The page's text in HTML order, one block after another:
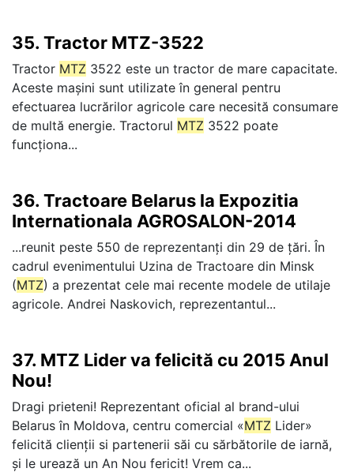
35. Tractor MTZ-3522
Tractor MTZ 3522 este un tractor de mare capacitate.
Aceste mașini sunt utilizate în general pentru
efectuarea lucrărilor agricole care necesită consumare
de multă energie. Tractorul MTZ 3522 poate
funcționa...
36. Tractoare Belarus la Expozitia
Internationala AGROSALON-2014
...reunit peste 550 de reprezentanți din 29 de țări. În
cadrul evenimentului Uzina de Tractoare din Minsk
(MTZ) a prezentat cele mai recente modele de utilaje
agricole. Andrei Naskovich, reprezentantul...
37. MTZ Lider va felicită cu 2015 Anul
Nou!
Dragi prieteni! Reprezentant oficial al brand-ului
Belarus în Moldova, centru comercial «MTZ Lider»
felicită clienţii si partenerii săi cu sărbătorile de iarnă,
şi le urează un An Nou fericit! Vrem ca...